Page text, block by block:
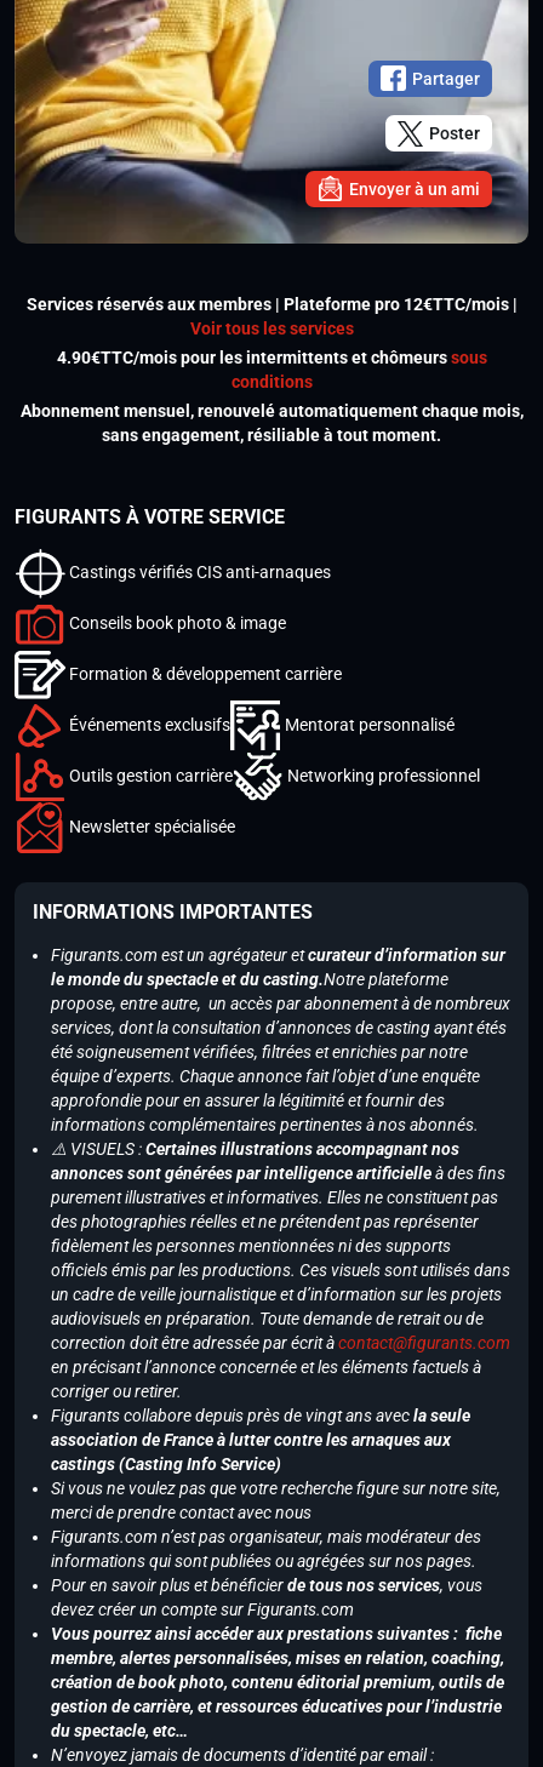
Partager
Poster
Envoyer à un ami
Services réservés aux membres | Plateforme pro 12€TTC/mois |
Voir tous les services
4.90€TTC/mois pour les intermittents et chômeurssous
conditions
Abonnement mensuel, renouvelé automatiquement chaque mois,
sans engagement, résiliable à tout moment.
FIGURANTS À VOTRE SERVICE
Castings vérifiés CIS anti-arnaques
Conseils book photo & image
Formation & développement carrière
Événements exclusifs Mentorat personnalisé
Outils gestion carrière Networking professionnel
Newsletter spécialisée
INFORMATIONS IMPORTANTES
Figurants.com est un agrégateur etcurateur d’information sur
le monde du spectacle et du casting.Notre plateforme
propose, entre autre, un accès par abonnement à de nombreux
services, dont la consultation d’annonces de casting ayant étés
été soigneusement vérifiées, filtrées et enrichies par notre
équipe d’experts. Chaque annonce fait l’objet d’une enquête
approfondie pour en assurer la légitimité et fournir des
informations complémentaires pertinentes à nos abonnés.
⚠️ VISUELS :Certaines illustrations accompagnant nos
annonces sont générées par intelligence artificielleà des fins
purement illustratives et informatives. Elles ne constituent pas
des photographies réelles et ne prétendent pas représenter
fidèlement les personnes mentionnées ni des supports
officiels émis par les productions. Ces visuels sont utilisés dans
un cadre de veille journalistique et d’information sur les projets
audiovisuels en préparation. Toute demande de retrait ou de
correction doit être adressée par écrit àcontact@figurants.com
en précisant l’annonce concernée et les éléments factuels à
corriger ou retirer.
Figurants collabore depuis près de vingt ans avecla seule
association de France à lutter contre les arnaques aux
castings (Casting Info Service)
Si vous ne voulez pas que votre recherche figure sur notre site,
merci de prendre contact avec nous
Figurants.com n’est pas organisateur, mais modérateur des
informations qui sont publiées ou agrégées sur nos pages.
Pour en savoir plus et bénéficierde tous nos services, vous
devez créer un compte sur Figurants.com
Vous pourrez ainsi accéder aux prestations suivantes : fiche
membre, alertes personnalisées, mises en relation, coaching,
création de book photo, contenu éditorial premium, outils de
gestion de carrière, et ressources éducatives pour l’industrie
du spectacle, etc…
N’envoyez jamais de documents d’identité par email :